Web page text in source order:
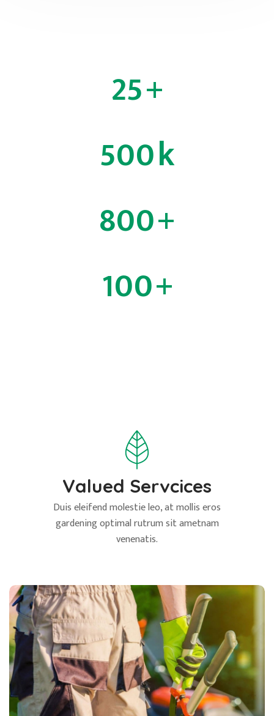
25+
500k
800+
100+
Valued Servcices
Duis eleifend molestie leo, at mollis eros
gardening optimalrutrum sit ametnam
venenatis.